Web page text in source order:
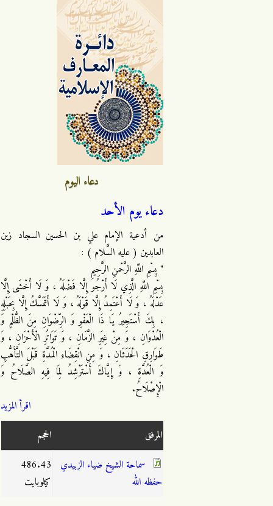
دعاء اليوم
دعاء يوم الأحد
من أدعية الإمام علي بن الحسين السجاد زين
العابدين ( عليه السَّلام ) :
" بِسْمِ اللَّهِ الرَّحْمنِ الرَّحِيمِ
بِسْمِ اللَّهِ الَّذِي لَا أَرْجُو إِلَّا فَضْلَهُ ، وَ لَا أَخْشَى إِلَّا
عَدْلَهُ ، وَ لَا أَعْتَمِدُ إِلَّا قَوْلَهُ ، وَ لَا أَتَمَسَّكُ إِلَّا بِحَبْلِهِ
، بِكَ أَسْتَجِيرُ يَا ذَا الْعَفْوِ وَ الرِّضْوَانِ مِنَ الظُّلْمِ وَ
الْعُدْوَانِ ، وَ مِنْ غِيَرِ الزَّمَانِ ، وَ تَوَاتُرِ الْأَحْزَانِ ، وَ
طَوَارِقِ الْحَدَثَانِ ، وَ مِنِ انْقِضَاءِ الْمُدَّةِ قَبْلَ التَّأَهُّبِ
وَ الْعُدَّةِ ، وَ إِيَّاكَ أَسْتَرْشِدُ لِمَا فِيهِ الصَّلَاحُ وَ
الْإِصْلَاحُ.
اقرأ المزيد
المرفق
الحجم
سماحة الشيخ ضياء الزبيدي
حفظه الله
486.43
كيلوبايت